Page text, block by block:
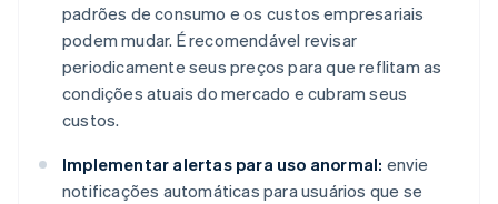
padrões de consumo e os custos empresariais
podem mudar. É recomendável revisar
periodicamente seus preços para que reflitam as
condições atuais do mercado e cubram seus
custos.
Implementar alertas para uso anormal: envie
notificações automáticas para usuários que se